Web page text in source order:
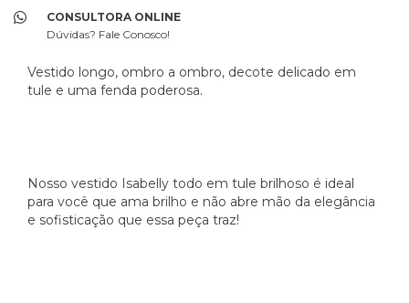
CONSULTORA ONLINE
Dúvidas? Fale Conosco!
Vestido longo, ombro a ombro, decote delicado em
tule e uma fenda poderosa.
Nosso vestido Isabelly todo em tule brilhoso é ideal
para você que ama brilho e não abre mão da elegância
e sofisticação que essa peça traz!